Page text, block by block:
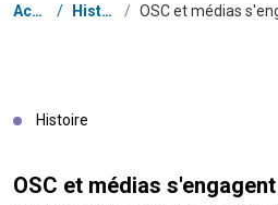
Fil d'Ariane
Accueil / Histoires /
Histoire
OSC et médias